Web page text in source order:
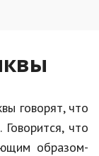
говорят, что
что
образом-